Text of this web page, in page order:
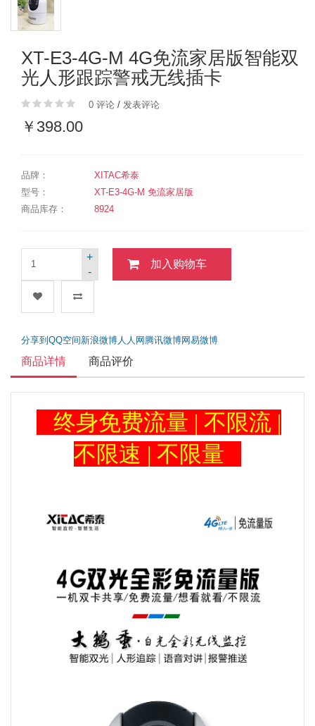
XT-E3-4G-M 4G免流家居版智能双
光人形跟踪警戒无线插卡
0 评论 / 发表评论
￥398.00
品牌：
XITAC希泰
型号：
XT-E3-4G-M 免流家居版
商品库存：
8924
-
+
加入购物车
分享到 QQ空间新浪微博 人人网 腾讯微博网易微博
商品详情 商品评价
终身免费流量 | 不限流 |
不限速 | 不限量